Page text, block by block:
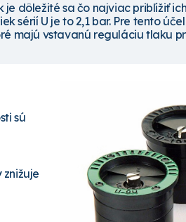
dôležité sa čo najviac priblížiť
sérií U je to 2,1 bar. Pre tento
majú vstavanú reguláciu tlaku
sú